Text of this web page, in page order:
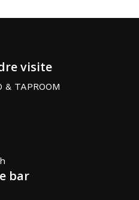
visite
& TAPROOM
bar